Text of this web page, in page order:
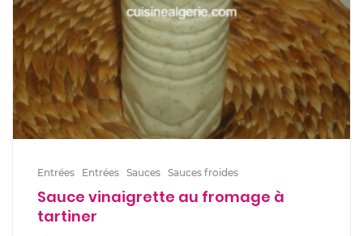
Entrées Entrées Sauces Sauces froides
Sauce vinaigrette au fromage à
tartiner